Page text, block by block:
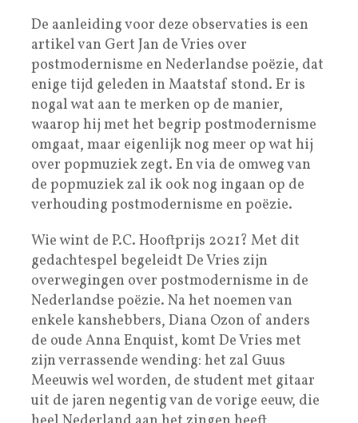
De aanleiding voor deze observaties is een
artikel van Gert Jan de Vries over
postmodernisme en Nederlandse poëzie, dat
enige tijd geleden in Maatstaf stond. Er is
nogal wat aan te merken op de manier,
waarop hij met het begrip postmodernisme
omgaat, maar eigenlijk nog meer op wat hij
over popmuziek zegt. En via de omweg van
de popmuziek zal ik ook nog ingaan op de
verhouding postmodernisme en poëzie.
Wie wint de P.C. Hooftprijs 2021? Met dit
gedachtespel begeleidt De Vries zijn
overwegingen over postmodernisme in de
Nederlandse poëzie. Na het noemen van
enkele kanshebbers, Diana Ozon of anders
de oude Anna Enquist, komt De Vries met
zijn verrassende wending: het zal Guus
Meeuwis wel worden, de student met gitaar
uit de jaren negentig van de vorige eeuw, die